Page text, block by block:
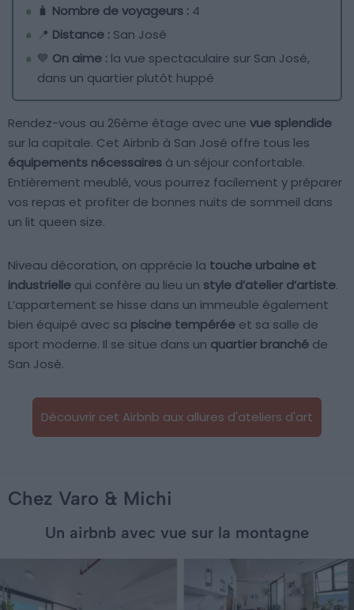
🧳 Nombre de voyageurs : 4
📍 Distance : San José
💙 On aime : la vue spectaculaire sur San José,
dans un quartier plutôt huppé
Rendez-vous au 26ème étage avec une vue splendide
sur la capitale. Cet Airbnb à San José offre tous les
équipements nécessaires à un séjour confortable.
Entièrement meublé, vous pourrez facilement y préparer
vos repas et profiter de bonnes nuits de sommeil dans
un lit queen size.
Niveau décoration, on apprécie la touche urbaine et
industrielle qui confère au lieu un style d’atelier d’artiste.
L’appartement se hisse dans un immeuble également
bien équipé avec sa piscine tempérée et sa salle de
sport moderne. Il se situe dans un quartier branché de
San José.
Découvrir cet Airbnb aux allures d'ateliers d'art
Chez Varo & Michi
Un airbnb avec vue sur la montagne